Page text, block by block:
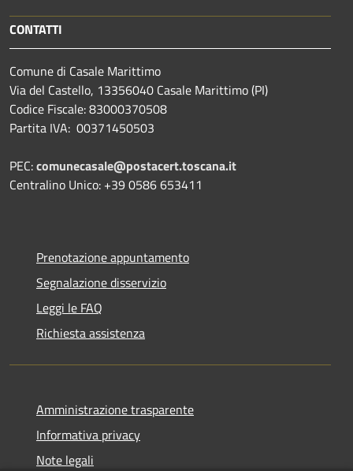
CONTATTI
Comune di Casale Marittimo
Via del Castello, 13356040 Casale Marittimo (PI)
Codice Fiscale: 83000370508
Partita IVA: 00371450503
PEC:comunecasale@postacert.toscana.it
Centralino Unico: +39 0586 653411
Prenotazione appuntamento
Segnalazione disservizio
Leggi le FAQ
Richiesta assistenza
Amministrazione trasparente
Informativa privacy
Note legali